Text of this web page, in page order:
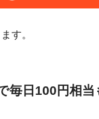
す。
毎日100円相当